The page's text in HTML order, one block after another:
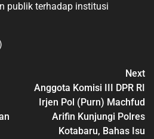
publik terhadap institusi
Next
Anggota Komisi III DPR RI
Irjen Pol (Purn) Machfud
Arifin Kunjungi Polres
Kotabaru, Bahas Isu